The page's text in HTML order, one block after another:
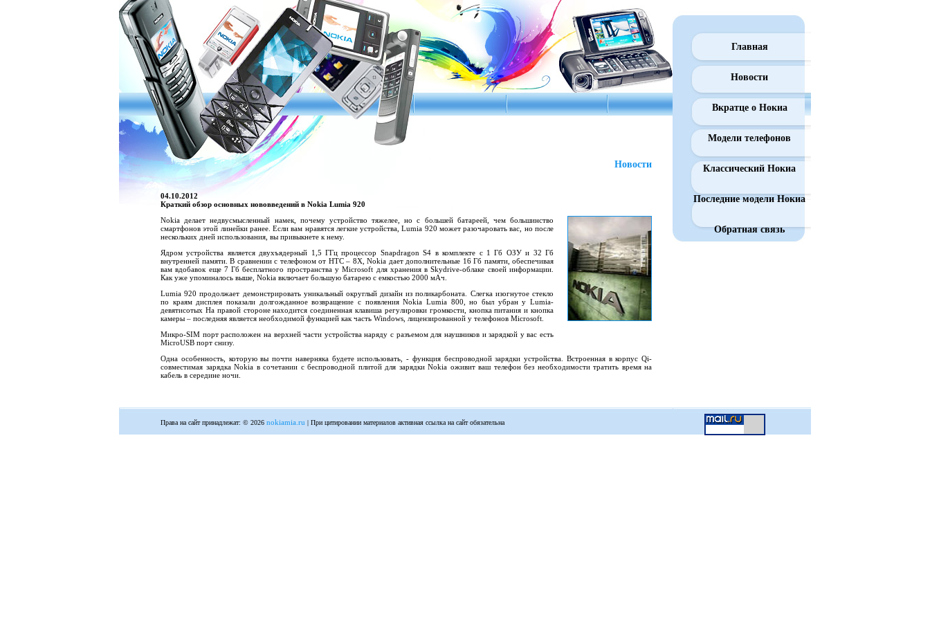
Новости
04.10.2012
Краткий обзор основных нововведений в Nokia Lumia 920
Nokia делает недвусмысленный намек, почему устройство тяжелее, но с большей батареей, чем большинство
смартфонов этой линейки ранее. Если вам нравятся легкие устройства, Lumia 920 может разочаровать вас, но после
нескольких дней использования, вы привыкнете к нему.
Ядром устройства является двухъядерный 1,5 ГГц процессор Snapdragon S4 в комплекте с 1 Гб ОЗУ и 32 Гб
внутренней памяти. В сравнении с телефоном от HTC – 8X, Nokia дает дополнительные 16 Гб памяти, обеспечивая
вам вдобавок еще 7 Гб бесплатного пространства у Microsoft для хранения в Skydrive-облаке своей информации.
Как уже упоминалось выше, Nokia включает большую батарею с емкостью 2000 мАч.
Lumia 920 продолжает демонстрировать уникальный округлый дизайн из поликарбоната. Слегка изогнутое стекло
по краям дисплея показали долгожданное возвращение с появления Nokia Lumia 800, но был убран у Lumia-
девятисотых На правой стороне находится соединенная клавиша регулировки громкости, кнопка питания и кнопка
камеры – последняя является необходимой функцией как часть Windows, лицензированной у телефонов Microsoft.
Микро-SIM порт расположен на верхней части устройства наряду с разъемом для наушников и зарядкой у вас есть
MicroUSB порт снизу.
Одна особенность, которую вы почти наверняка будете использовать, - функция беспроводной зарядки устройства. Встроенная в корпус Qi-
совместимая зарядка Nokia в сочетании с беспроводной плитой для зарядки Nokia оживит ваш телефон без необходимости тратить время на
кабель в середине ночи.
Главная
Новости
Вкратце о Нокиа
Модели телефонов
Классический Нокиа
Последние модели Нокиа
Обратная связь
Права на сайт принадлежат: © 2026 nokiamia.ru | При цитировании материалов активная ссылка на сайт обязательна